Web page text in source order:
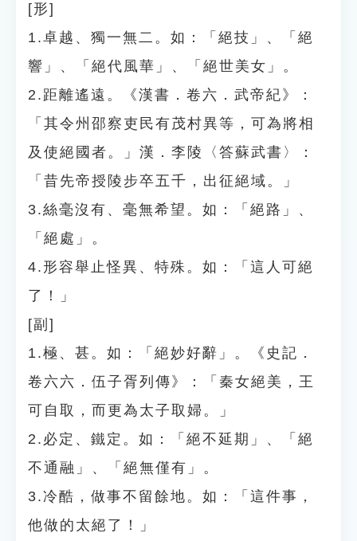
[形]
1.卓越、獨一無二。如：「絕技」、「絕
響」、「絕代風華」、「絕世美女」。
2.距離遙遠。《漢書．卷六．武帝紀》：
「其令州邵察吏民有茂村異等，可為將相
及使絕國者。」漢．李陵〈答蘇武書〉：
「昔先帝授陵步卒五千，出征絕域。」
3.絲毫沒有、毫無希望。如：「絕路」、
「絕處」。
4.形容舉止怪異、特殊。如：「這人可絕
了！」
[副]
1.極、甚。如：「絕妙好辭」。《史記．
卷六六．伍子胥列傳》：「秦女絕美，王
可自取，而更為太子取婦。」
2.必定、鐵定。如：「絕不延期」、「絕
不通融」、「絕無僅有」。
3.冷酷，做事不留餘地。如：「這件事，
他做的太絕了！」